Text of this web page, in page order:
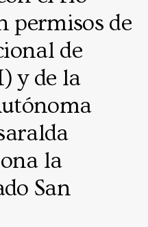
permisos de
de
y de la
la
San